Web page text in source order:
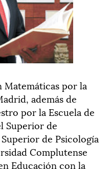
Matemáticas por la
además de
por la Escuela de
Superior de
de Psicología
Complutense
Educación con la